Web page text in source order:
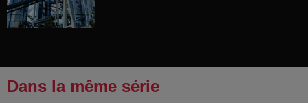
Dans la même série